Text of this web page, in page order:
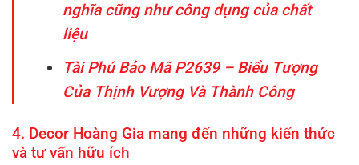
nghĩa cũng như công dụng của chất
liệu
Tài Phú Bảo Mã P2639 – Biểu Tượng
Của Thịnh Vượng Và Thành Công
4. Decor Hoàng Gia mang đến những kiến thức
và tư vấn hữu ích